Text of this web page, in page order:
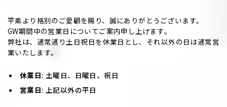
平素より格別のご愛顧を賜り、誠にありがとうございます。
GW期間中の営業日についてご案内申し上げます。
弊社は、通常通り土日祝日を休業日とし、それ以外の日は通常営
業いたします。
休業日: 土曜日、日曜日、祝日
営業日: 上記以外の平日